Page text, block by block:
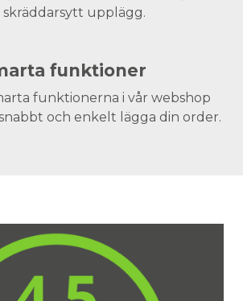
upplägg.
funktioner
funktionerna i vår webshop
och enkelt lägga din order.